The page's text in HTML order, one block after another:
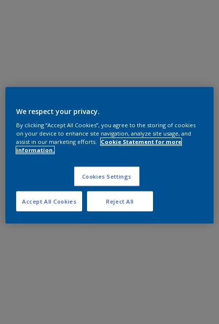
We respect your privacy.
By clicking “Accept All Cookies”, you agree to the storing of cookies
on your device to enhance site navigation, analyze site usage, and
assist in our marketing efforts.
Cookie Statement for more
information.
Cookies Settings
Reject All
Accept All Cookies